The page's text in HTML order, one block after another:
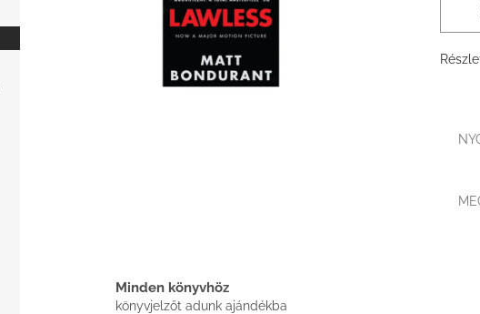
Minden könyvhöz
könyvjelzőt adunk ajándékba